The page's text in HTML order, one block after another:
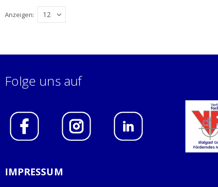
Anzeigen
Folge uns auf
IMPRESSUM